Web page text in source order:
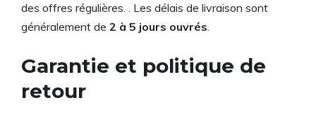
des offres régulières. . Les délais de livraison sont
généralement de 2 à 5 jours ouvrés.
Garantie et politique de
retour